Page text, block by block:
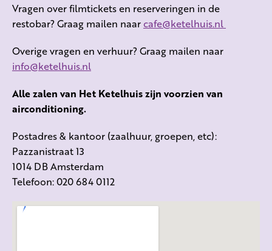
Vragen over filmtickets en reserveringen in de
restobar? Graag mailen naar cafe@ketelhuis.nl
Overige vragen en verhuur? Graag mailen naar
info@ketelhuis.nl
Alle zalen van Het Ketelhuis zijn voorzien van
airconditioning.
Postadres & kantoor (zaalhuur, groepen, etc):
Pazzanistraat 13
1014 DB Amsterdam
Telefoon: 020 684 0112